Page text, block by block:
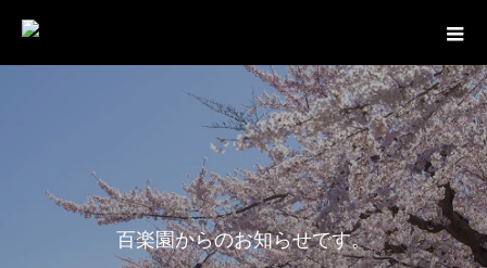
百楽園からのお知らせです。